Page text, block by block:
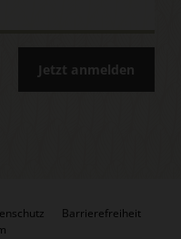
Jetzt anmelden
Barrierefreiheit